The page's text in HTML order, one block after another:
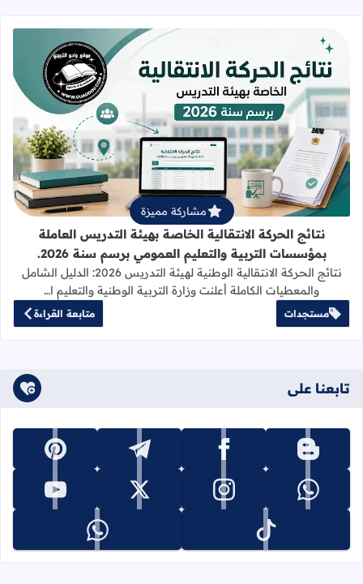
قراءة المزيد عن نتائج الحركة
مشاركة مميزة
نتائج الحركة الانتقالية الخاصة بهيئة التدريس العاملة
بمؤسسات التربية والتعليم العمومي برسم سنة 2026.
نتائج الحركة الانتقالية الوطنية لهيئة التدريس 2026: الدليل الشامل
والمعطيات الكاملة أعلنت وزارة التربية الوطنية والتعليم ا…
مستجدات متابعة القراءة
تابعنا على
تابعنا على blogger تابعنا على facebook تابعنا على telegram تابعنا على pinterest
تابعنا على whatsapp تابعنا على instagram تابعنا على x تابعنا على youtube
تابعنا على tiktok تابعنا على whatsapp